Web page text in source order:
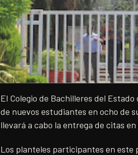
El Colegio de Bachilleres del
de nuevos estudiantes en ocho de
llevará a cabo la entrega de citas
Los planteles participantes en este